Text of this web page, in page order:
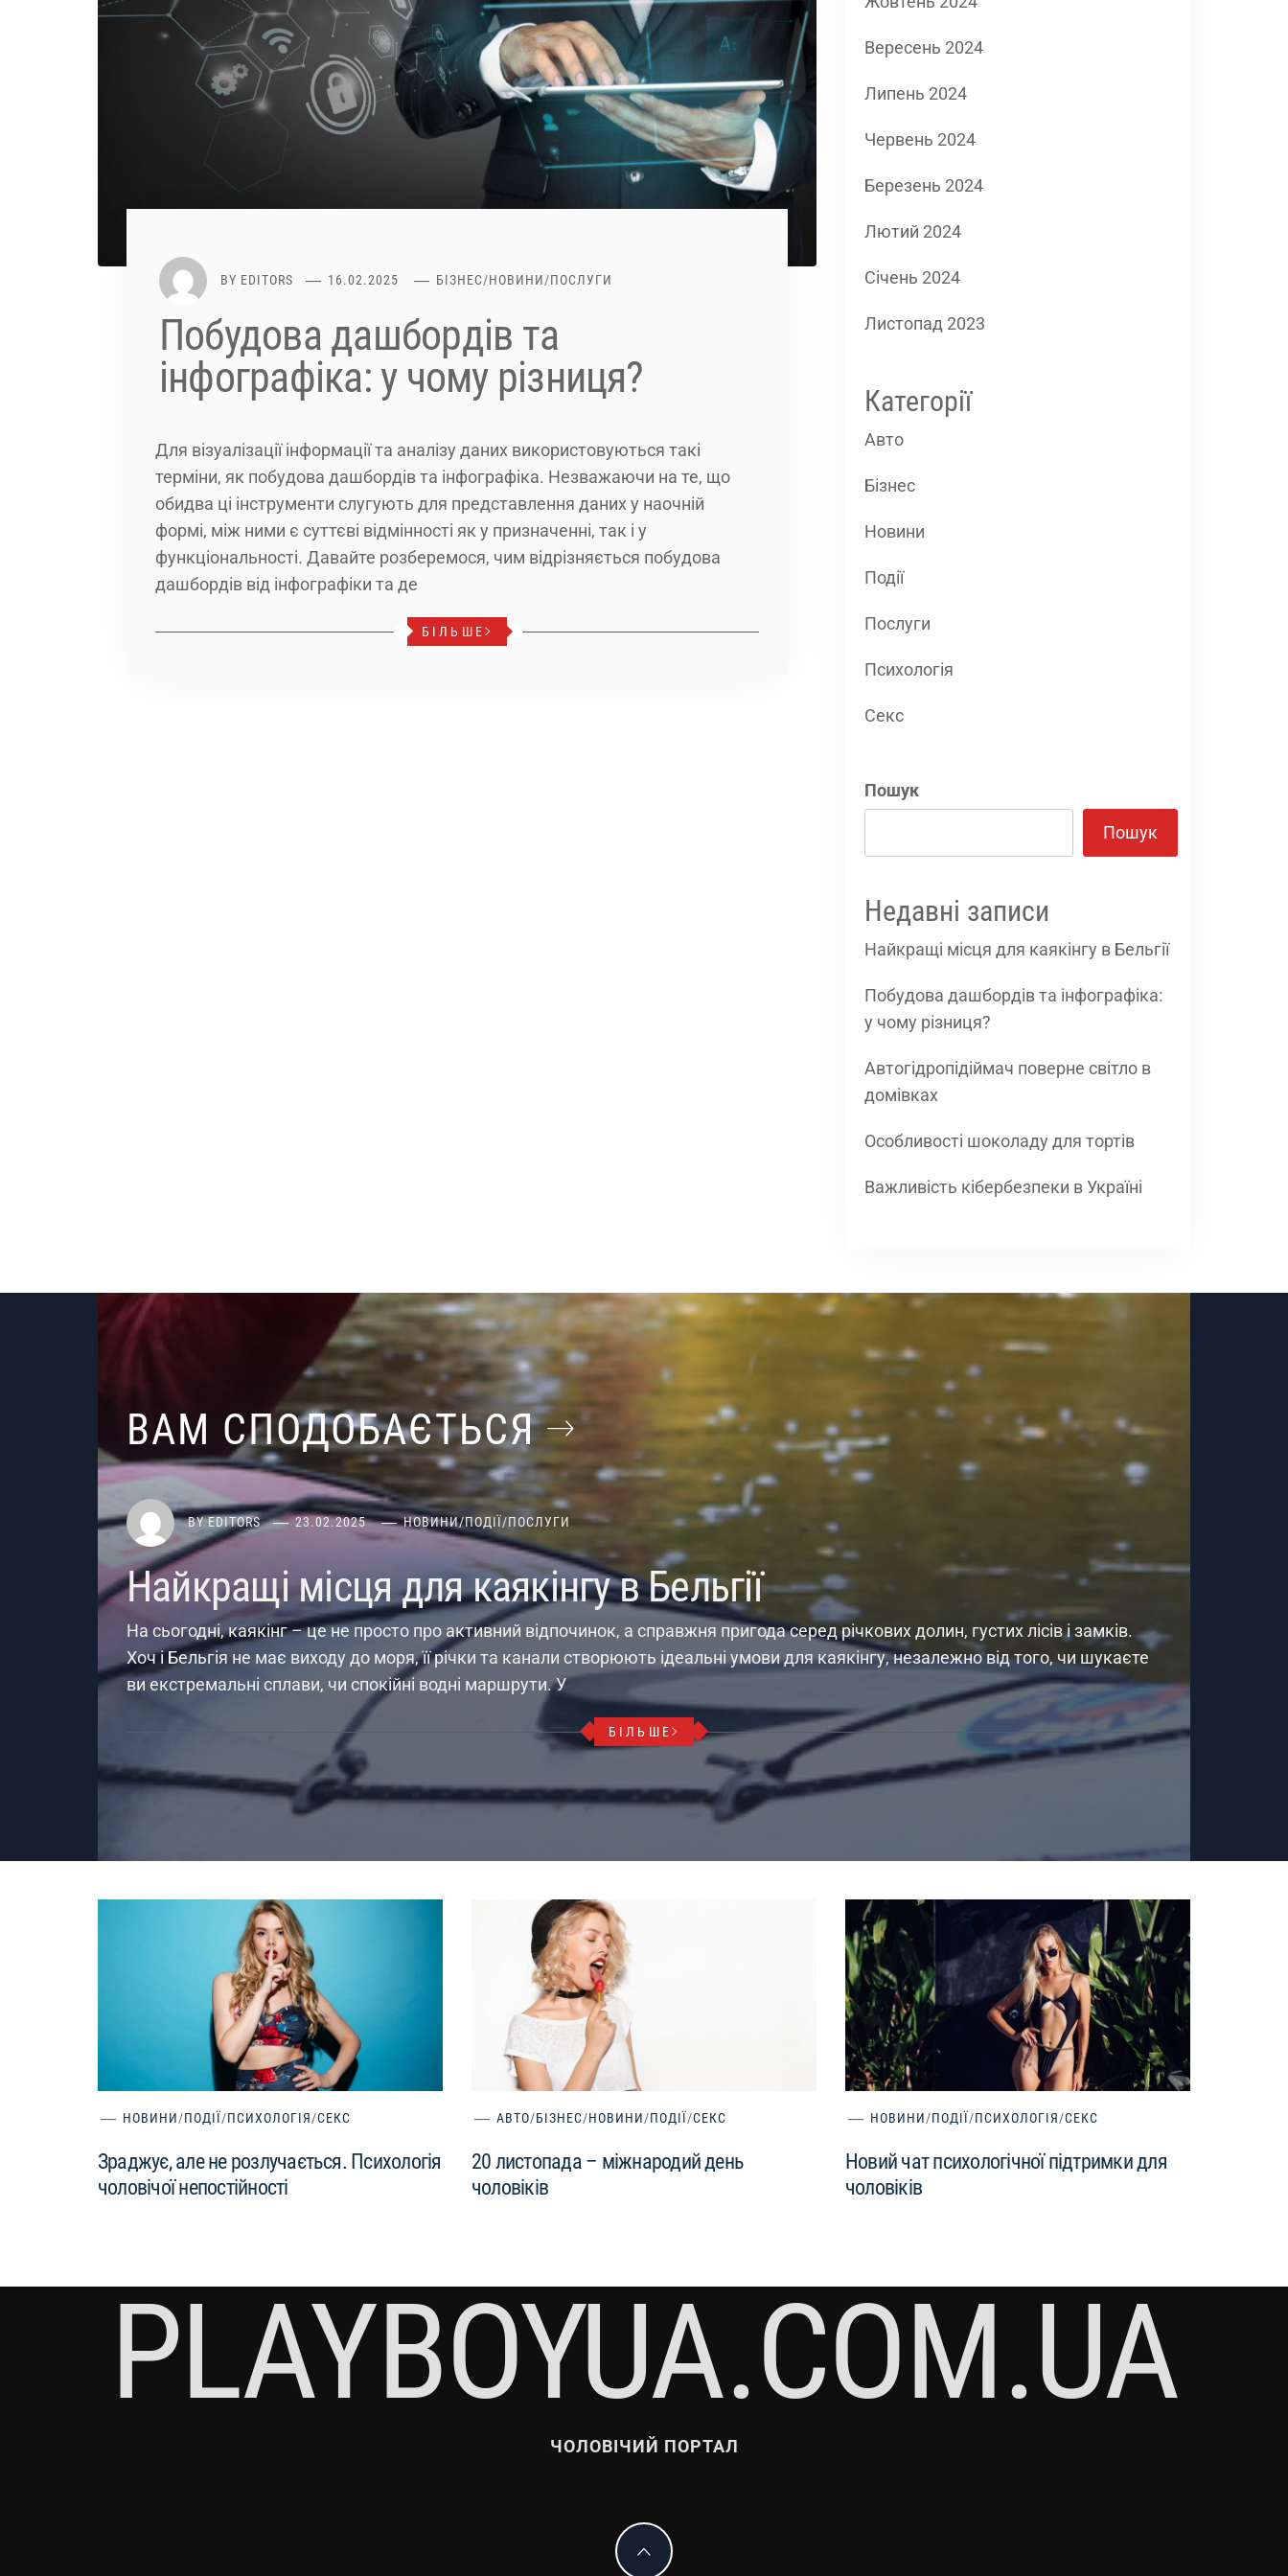
BY EDITORS 16.02.2025 БІЗНЕС/НОВИНИ/ПОСЛУГИ
Побудова дашбордів та
інфографіка: у чому різниця?
Для візуалізації інформації та аналізу даних використовуються такі
терміни, як побудова дашбордів та інфографіка. Незважаючи на те, що
обидва ці інструменти слугують для представлення даних у наочній
формі, між ними є суттєві відмінності як у призначенні, так і у
функціональності. Давайте розберемося, чим відрізняється побудова
дашбордів від інфографіки та де
БІЛЬШЕ
Вересень 2024
Липень 2024
Червень 2024
Березень 2024
Лютий 2024
Січень 2024
Листопад 2023
Категорії
Авто
Бізнес
Новини
Події
Послуги
Психологія
Секс
Пошук
Пошук
Недавні записи
Найкращі місця для каякінгу в Бельгії
Побудова дашбордів та інфографіка:
у чому різниця?
Автогідропідіймач поверне світло в
домівках
Особливості шоколаду для тортів
Важливість кібербезпеки в Україні
ВАМ СПОДОБАЄТЬСЯ
BYEDITORS 23.02.2025 НОВИНИ/ПОДІЇ/ПОСЛУГИ
Найкращі місця для каякінгу в Бельгії
На сьогодні, каякінг – це не просто про активний відпочинок, а справжня пригода серед річкових долин, густих лісів і замків.
Хоч і Бельгія не має виходу до моря, її річки та канали створюють ідеальні умови для каякінгу, незалежно від того, чи шукаєте
ви екстремальні сплави, чи спокійні водні маршрути. У
БІЛЬШЕ
НОВИНИ/ПОДІЇ/ПСИХОЛОГІЯ/СЕКС
Зраджує, але не розлучається. Психологія
чоловічої непостійності
АВТО/БІЗНЕС/НОВИНИ/ПОДІЇ/СЕКС
20 листопада – міжнародий день
чоловіків
НОВИНИ/ПОДІЇ/ПСИХОЛОГІЯ/СЕКС
Новий чат психологічної підтримки для
чоловіків
PLAYBOYUA.COM.UA
ЧОЛОВІЧИЙ ПОРТАЛ